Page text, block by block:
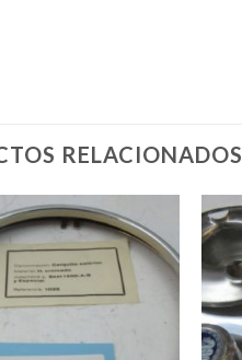
RELACIONADOS